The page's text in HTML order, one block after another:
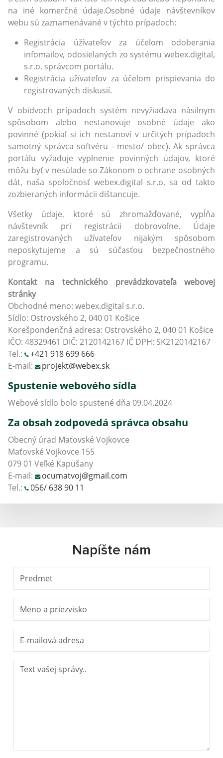
na iné komerčné údaje.Osobné údaje návštevníkov
webu sú zaznamenávané v týchto prípadoch:
Registrácia úžívateľov za účelom odoberania
infomailov, odosielaných zo systému webex.digital,
s.r.o. správcom portálu.
Registrácia užívateľov za účelom prispievania do
registrovaných diskusií.
V obidvoch prípadoch systém nevyžiadava násilnym
spôsobom alebo nestanovuje osobné údaje ako
povinné (pokiaľ si ich nestanoví v určitých prípadoch
samotný správca softvéru - mesto/ obec). Ak správca
portálu vyžaduje vyplnenie povinných údajov, ktoré
môžu byť v nesúlade so Zákonom o ochrane osobných
dát, naša spoločnosť webex.digital s.r.o. sa od takto
zozbieraných informácii dištancuje.
Všetky údaje, ktoré sú zhromažďované, vypĺňa
návštevník pri registrácii dobrovoľne. Údaje
zaregistrovaných užívateľov nijakým spôsobom
neposkytujeme a sú súčasťou bezpečnostného
programu.
Kontakt na technického prevádzkovateľa webovej
stránky
Obchodné meno: webex.digital s.r.o.
Sídlo: Ostrovského 2, 040 01 Košice
Korešpondenčná adresa: Ostrovského 2, 040 01 Košice
IČO: 48329461 DIČ: 2120142167 IČ DPH: SK2120142167
Tel.:
+421 918 699 666
E-mail:
projekt@webex.sk
Spustenie webového sídla
Webové sídlo bolo spustené dňa 09.04.2024
Za obsah zodpovedá správca obsahu
Obecný úrad Maťovské Vojkovce
Maťovské Vojkovce 155
079 01 Veľké Kapušany
E-mail:
ocumatvoj@gmail.com
Tel.:
056/ 638 90 11
Napíšte nám